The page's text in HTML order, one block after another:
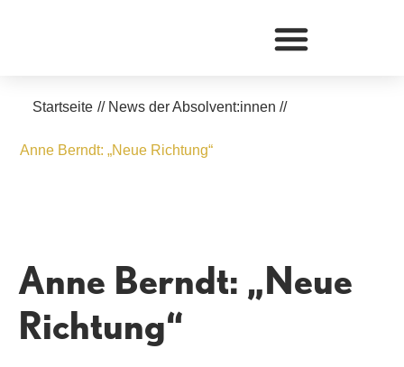
Startseite // News der Absolvent:innen //
Anne Berndt: „Neue Richtung“
Anne Berndt: „Neue
Richtung“